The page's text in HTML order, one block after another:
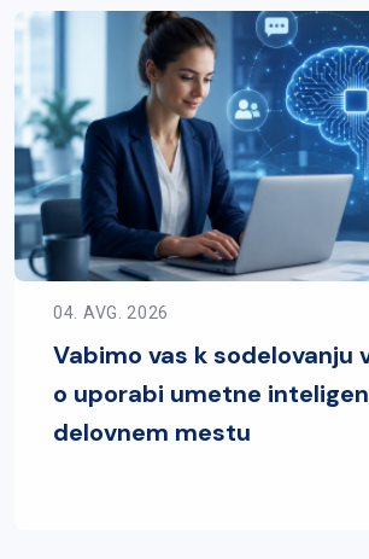
04. AVG. 2026
Vabimo vas k sodelovanju
o uporabi umetne
delovnem mestu